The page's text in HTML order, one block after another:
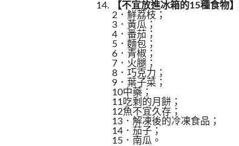
【不宜放進冰箱的15種食物】
2．鮮荔枝；
3．黃瓜；
4．番茄；
5．麵包；
6．青椒；
7．火腿；
8．巧克力；
9．葉子菜；
10中藥；
11吃剩的月餅；
12魚不宜久存；
13．解凍後的冷凍食品；
14．茄子；
15．南瓜。